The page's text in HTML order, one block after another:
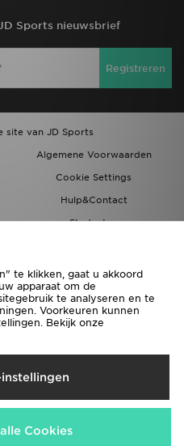
Sports nieuwsbrief
Registreren
site van JD Sports
Algemene Voorwaarden
Cookie Settings
Hulp&Contact
Studenten
Naar
betaalmethoden
te klikken, gaat u akkoord
apparaat om de
te analyseren en te
Voorkeuren kunnen
Bekijk onze
Cookies